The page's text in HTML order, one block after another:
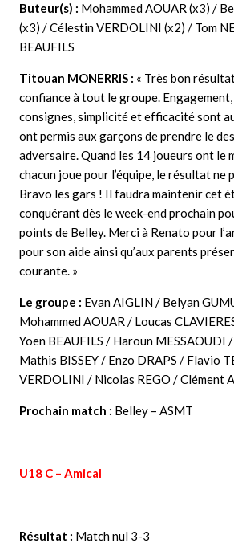
Buteur(s) : Mohammed AOUAR (x3) /
(x3) / Célestin VERDOLINI (x2) / Tom
BEAUFILS
Titouan MONERRIS : « Très bon
confiance à tout le groupe.
consignes, simplicité et efficacité sont
ont permis aux garçons de prendre le
adversaire. Quand les 14 joueurs ont le
chacun joue pour l’équipe, le résultat
Bravo les gars ! Il faudra maintenir cet
conquérant dès le week-end prochain
points de Belley. Merci à Renato pour
pour son aide ainsi qu’aux parents
courante. »
Le groupe : Evan AIGLIN / Belyan
Mohammed AOUAR / Loucas
Yoen BEAUFILS / Haroun MESSAOUDI
Mathis BISSEY / Enzo DRAPS / Flavio
VERDOLINI / Nicolas REGO / Clément
Prochain match : Belley – ASMT
U18 C – Amical
Résultat : Match nul 3-3